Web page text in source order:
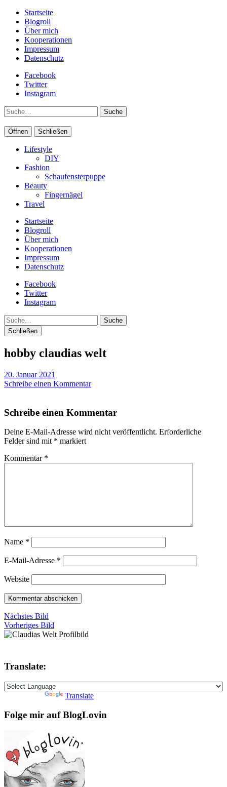
Startseite
Blogroll
Über mich
Kooperationen
Impressum
Datenschutz
Facebook
Twitter
Instagram
Suche
Öffnen Schließen
Lifestyle
DIY
Fashion
Schaufensterpuppe
Beauty
Fingernägel
Travel
Startseite
Blogroll
Über mich
Kooperationen
Impressum
Datenschutz
Facebook
Twitter
Instagram
Suche
Schließen
hobby claudias welt
20. Januar 2021
Schreibe einen Kommentar
Schreibe einen Kommentar
Deine E-Mail-Adresse wird nicht veröffentlicht. Erforderliche
Felder sind mit * markiert
Kommentar *
Name *
E-Mail-Adresse *
Website
Nächstes Bild
Vorheriges Bild
Translate:
Translate
Folge mir auf BlogLovin